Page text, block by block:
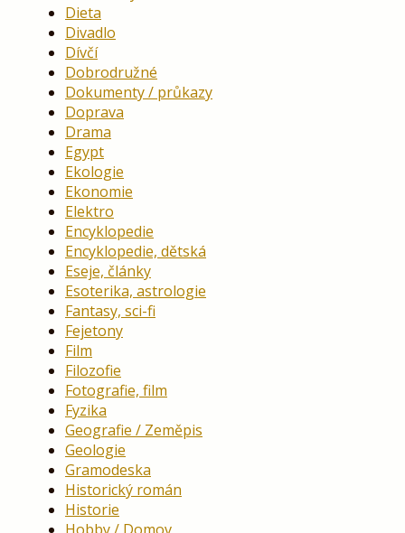
Dieta
Divadlo
Dívčí
Dobrodružné
Dokumenty / průkazy
Doprava
Drama
Egypt
Ekologie
Ekonomie
Elektro
Encyklopedie
Encyklopedie, dětská
Eseje, články
Esoterika, astrologie
Fantasy, sci-fi
Fejetony
Film
Filozofie
Fotografie, film
Fyzika
Geografie / Zeměpis
Geologie
Gramodeska
Historický román
Historie